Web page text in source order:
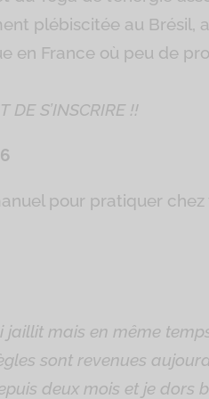
plébiscitée au Brésil,
en France où peu de
DE S’INSCRIRE !!
pour pratiquer chez
mais en même
sont revenues
deux mois et je dors